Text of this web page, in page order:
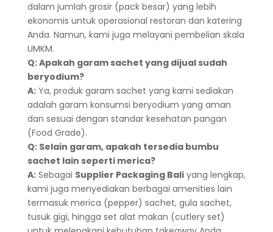
dalam jumlah grosir (pack besar) yang lebih
ekonomis untuk operasional restoran dan katering
Anda. Namun, kami juga melayani pembelian skala
UMKM.
Q: Apakah garam sachet yang dijual sudah
beryodium?
A:Ya, produk garam sachet yang kami sediakan
adalah garam konsumsi beryodium yang aman
dan sesuai dengan standar kesehatan pangan
(Food Grade).
Q: Selain garam, apakah tersedia bumbu
sachet lain seperti merica?
A:Sebagai Supplier Packaging Baliyang lengkap,
kami juga menyediakan berbagai amenities lain
termasuk merica (pepper) sachet, gula sachet,
tusuk gigi, hingga set alat makan (cutlery set)